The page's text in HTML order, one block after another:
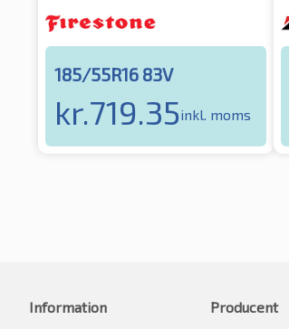
185/55R16 83V
kr.719.35inkl. moms
Information
Producent